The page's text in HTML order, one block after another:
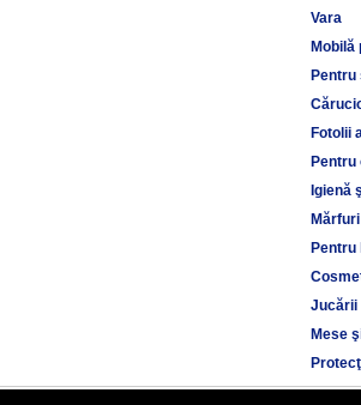
Vara
Mobilă
Pentru
Fotolii
Igienă
Pentru
Jucării
Mese